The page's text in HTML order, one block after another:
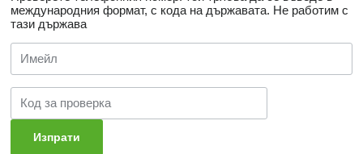
международния формат, с кода на държавата. Не работим с
тази държава